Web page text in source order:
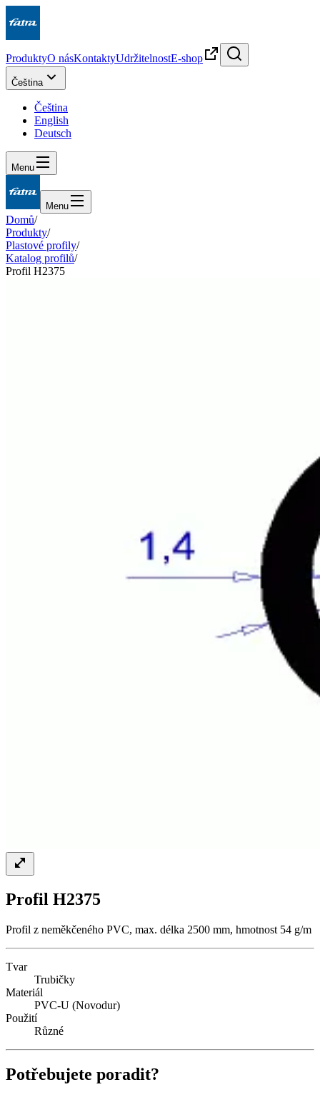
ProduktyO násKontaktyUdržitelnostE-shop
Čeština
Čeština
English
Deutsch
Menu
Menu
Domů/
Produkty/
Plastové profily/
Katalog profilů/
Profil H2375
Profil H2375
Profil z neměkčeného PVC, max. délka 2500 mm, hmotnost 54 g/m
Tvar
Trubičky
Materiál
PVC-U (Novodur)
Použití
Různé
Potřebujete poradit?